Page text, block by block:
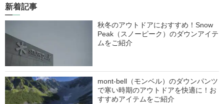
新着記事
秋冬のアウトドアにおすすめ！Snow
Peak（スノーピーク）のダウンアイテ
ムをご紹介
mont-bell（モンベル）のダウンパンツ
で寒い時期のアウトドアを快適に！お
すすめアイテムをご紹介